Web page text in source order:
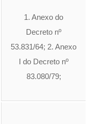
1. Anexo do
Decreto nº
53.831/64; 2. Anexo
I do Decreto nº
83.080/79;